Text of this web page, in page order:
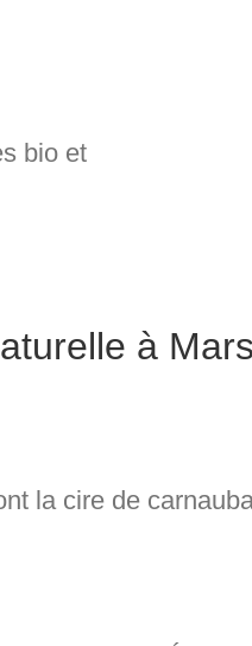
bio et
à
la cire de